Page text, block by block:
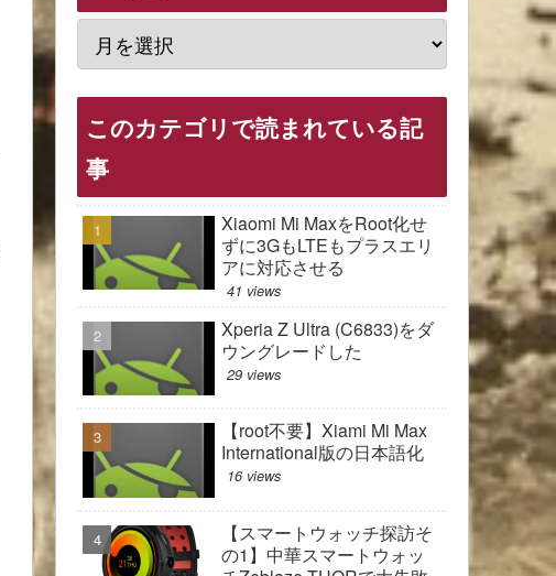
このカテゴリで読まれている記
事
Xiaomi Mi MaxをRoot化せ
ずに3GもLTEもプラスエリ
アに対応させる
41 views
Xperia Z Ultra (C6833)をダ
ウングレードした
29 views
【root不要】Xiami Mi Max
International版の日本語化
16 views
【スマートウォッチ探訪そ
の1】中華スマートウォッ